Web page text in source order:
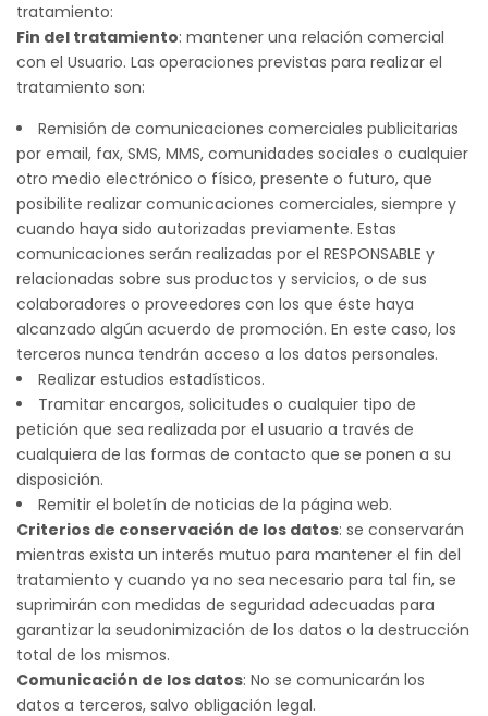
tratamiento:
Fin del tratamiento: mantener una relación comercial
con el Usuario. Las operaciones previstas para realizar el
tratamiento son:
Remisión de comunicaciones comerciales publicitarias
por email, fax, SMS, MMS, comunidades sociales o cualquier
otro medio electrónico o físico, presente o futuro, que
posibilite realizar comunicaciones comerciales, siempre y
cuando haya sido autorizadas previamente. Estas
comunicaciones serán realizadas por el RESPONSABLE y
relacionadas sobre sus productos y servicios, o de sus
colaboradores o proveedores con los que éste haya
alcanzado algún acuerdo de promoción. En este caso, los
terceros nunca tendrán acceso a los datos personales.
Realizar estudios estadísticos.
Tramitar encargos, solicitudes o cualquier tipo de
petición que sea realizada por el usuario a través de
cualquiera de las formas de contacto que se ponen a su
disposición.
Remitir el boletín de noticias de la página web.
Criterios de conservación de los datos: se conservarán
mientras exista un interés mutuo para mantener el fin del
tratamiento y cuando ya no sea necesario para tal fin, se
suprimirán con medidas de seguridad adecuadas para
garantizar la seudonimización de los datos o la destrucción
total de los mismos.
Comunicación de los datos: No se comunicarán los
datos a terceros, salvo obligación legal.